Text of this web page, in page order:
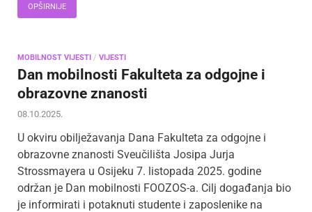
OPŠIRNIJE
MOBILNOST VIJESTI / VIJESTI
Dan mobilnosti Fakulteta za odgojne i
obrazovne znanosti
08.10.2025.
U okviru obilježavanja Dana Fakulteta za odgojne i
obrazovne znanosti Sveučilišta Josipa Jurja
Strossmayera u Osijeku 7. listopada 2025. godine
održan je Dan mobilnosti FOOZOS-a. Cilj događanja bio
je informirati i potaknuti studente i zaposlenike na